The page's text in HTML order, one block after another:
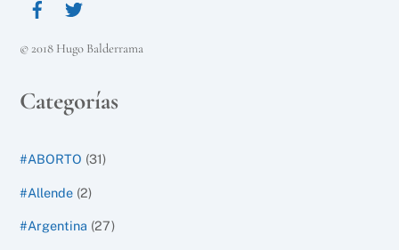
© 2018 Hugo Balderrama
Categorías
#ABORTO (31)
#Allende (2)
#Argentina (27)